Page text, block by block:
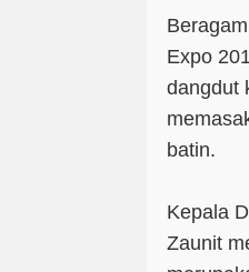
Expo
dangdut
batin.
Kepala
Zaunit